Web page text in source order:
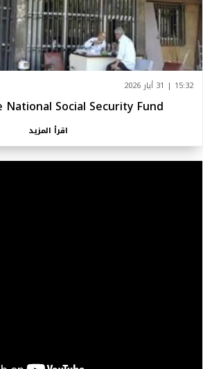
15:32 | 31 أيار 2026
Social Security Fund
اقرأ المزيد